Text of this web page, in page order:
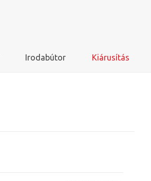
Irodabútor Kiárusítás